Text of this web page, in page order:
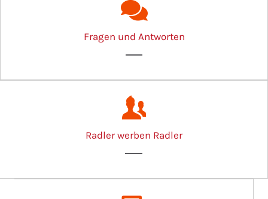
Fragen und Antworten
Radler werben Radler